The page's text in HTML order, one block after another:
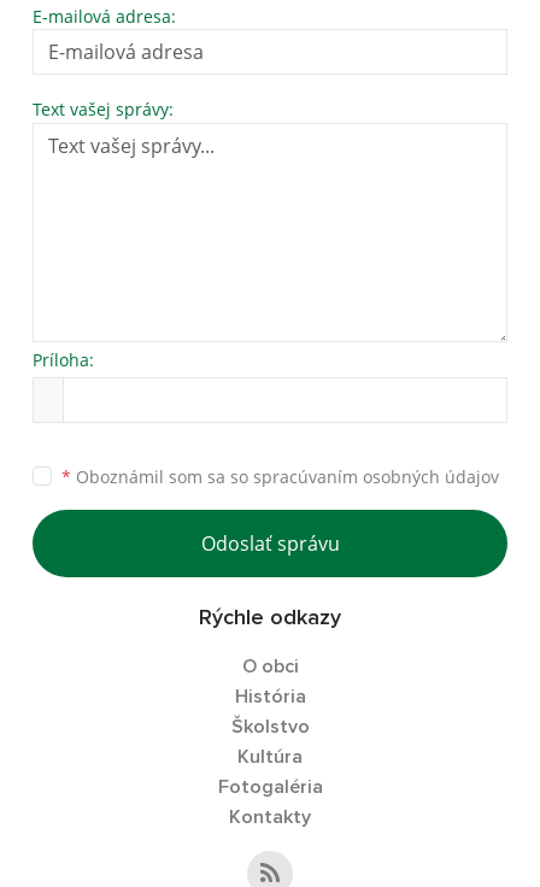
E-mailová adresa:
Text vašej správy:
Príloha:
* Oboznámil som sa so spracúvaním osobných údajov
Odoslať správu
Rýchle odkazy
O obci
História
Školstvo
Kultúra
Fotogaléria
Kontakty